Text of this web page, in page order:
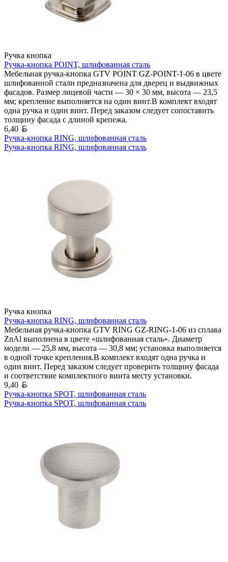
Ручка кнопка
Ручка-кнопка POINT, шлифованная сталь
Мебельная ручка-кнопка GTV POINT GZ-POINT-1-06 в цвете
шлифованной стали предназначена для дверец и выдвижных
фасадов. Размер лицевой части — 30 × 30 мм, высота — 23,5
мм; крепление выполняется на один винт.В комплект входят
одна ручка и один винт. Перед заказом следует сопоставить
толщину фасада с длиной крепежа.
6,40
Ручка-кнопка RING, шлифованная сталь
Ручка-кнопка RING, шлифованная сталь
Ручка кнопка
Ручка-кнопка RING, шлифованная сталь
Мебельная ручка-кнопка GTV RING GZ-RING-1-06 из сплава
ZnAl выполнена в цвете «шлифованная сталь». Диаметр
модели — 25,8 мм, высота — 30,8 мм; установка выполняется
в одной точке крепления.В комплект входят одна ручка и
один винт. Перед заказом следует проверить толщину фасада
и соответствие комплектного винта месту установки.
9,40
Ручка-кнопка SPOT, шлифованная сталь
Ручка-кнопка SPOT, шлифованная сталь